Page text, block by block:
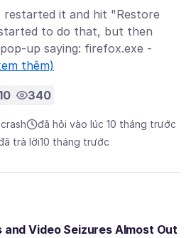
restarted it and hit "Restore
to do that, but then
up saying: firefox.exe -
thêm)
340
đã hỏi vào lúc 10 tháng trước
trả lời10 tháng trước
and Video Seizures Almost Out